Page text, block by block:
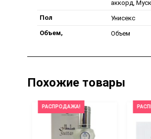
аккорд,
Пол
Унисекс
Объем,
Объем
Похожие товары
РАСПРОДАЖА!